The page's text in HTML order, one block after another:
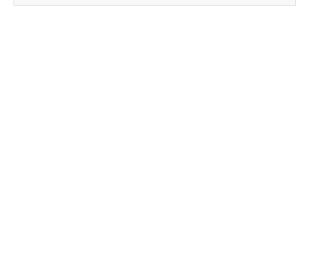
がどんどん話題になり、各地で売り切れ続出。受注が